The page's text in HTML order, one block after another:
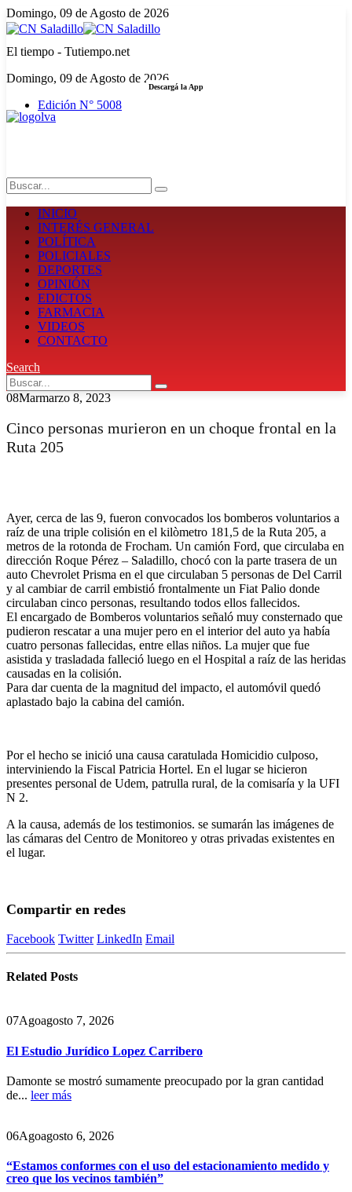
Domingo, 09 de Agosto de 2026
El tiempo - Tutiempo.net
Domingo, 09 de Agosto de 2026
Edición N° 5008
Descargá la App
INICIO
INTERÉS GENERAL
POLÍTICA
POLICIALES
DEPORTES
OPINIÓN
EDICTOS
FARMACIA
VIDEOS
CONTACTO
Search
08Marmarzo 8, 2023
Cinco personas murieron en un choque frontal en la
Ruta 205
Ayer, cerca de las 9, fueron convocados los bomberos voluntarios a
raíz de una triple colisión en el kilòmetro 181,5 de la Ruta 205, a
metros de la rotonda de Frocham. Un camión Ford, que circulaba en
dirección Roque Pérez – Saladillo, chocó con la parte trasera de un
auto Chevrolet Prisma en el que circulaban 5 personas de Del Carril
y al cambiar de carril embistió frontalmente un Fiat Palio donde
circulaban cinco personas, resultando todos ellos fallecidos.
El encargado de Bomberos voluntarios señaló muy consternado que
pudieron rescatar a una mujer pero en el interior del auto ya había
cuatro personas fallecidas, entre ellas niños. La mujer que fue
asistida y trasladada falleció luego en el Hospital a raíz de las heridas
causadas en la colisión.
Para dar cuenta de la magnitud del impacto, el automóvil quedó
aplastado bajo la cabina del camión.
Por el hecho se inició una causa caratulada Homicidio culposo,
interviniendo la Fiscal Patricia Hortel. En el lugar se hicieron
presentes personal de Udem, patrulla rural, de la comisaría y la UFI
N 2.
A la causa, además de los testimonios. se sumarán las imágenes de
las cámaras del Centro de Monitoreo y otras privadas existentes en
el lugar.
Compartir en redes
Facebook Twitter LinkedIn Email
Related Posts
07Agoagosto 7, 2026
El Estudio Jurídico Lopez Carribero
Damonte se mostró sumamente preocupado por la gran cantidad
de... leer más
06Agoagosto 6, 2026
“Estamos conformes con el uso del estacionamiento medido y
creo que los vecinos también”